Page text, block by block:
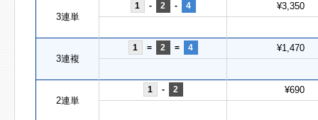
3連単
1 - 2 - 4 ¥3,350
3連複
1 = 2 = 4 ¥1,470
2連単
1 - 2 ¥690